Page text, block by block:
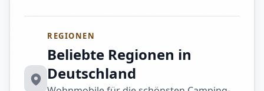
REGIONEN
Beliebte Regionen in
Deutschland